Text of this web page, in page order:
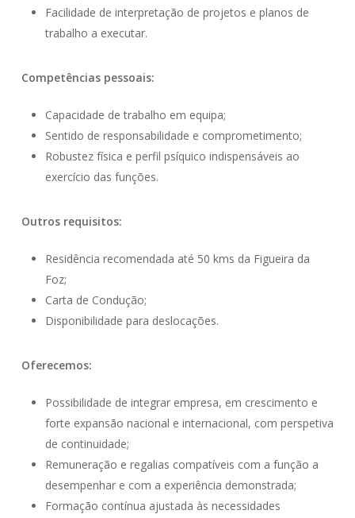
Facilidade de interpretação de projetos e planos de
trabalho a executar.
Competências pessoais:
Capacidade de trabalho em equipa;
Sentido de responsabilidade e comprometimento;
Robustez física e perfil psíquico indispensáveis ao
exercício das funções.
Outros requisitos:
Residência recomendada até 50 kms da Figueira da
Foz;
Carta de Condução;
Disponibilidade para deslocações.
Oferecemos:
Possibilidade de integrar empresa, em crescimento e
forte expansão nacional e internacional, com perspetiva
de continuidade;
Remuneração e regalias compatíveis com a função a
desempenhar e com a experiência demonstrada;
Formação contínua ajustada às necessidades